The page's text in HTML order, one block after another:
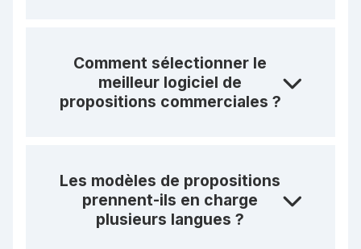
Comment sélectionner le
meilleur logiciel de
propositions commerciales ?
Les modèles de propositions
prennent-ils en charge
plusieurs langues ?